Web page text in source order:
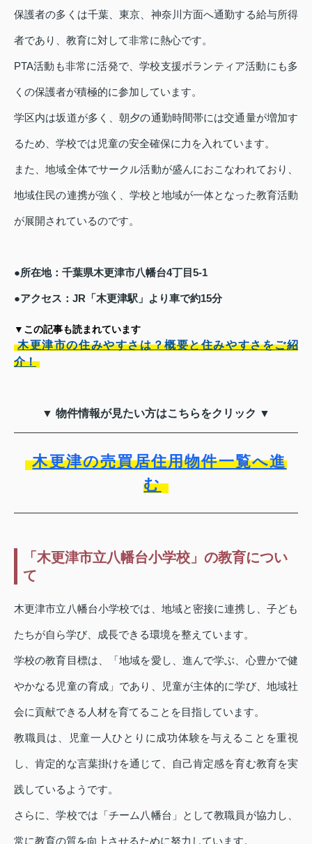
保護者の多くは千葉、東京、神奈川方面へ通勤する給与所得
者であり、教育に対して非常に熱心です。
PTA活動も非常に活発で、学校支援ボランティア活動にも多
くの保護者が積極的に参加しています。
学区内は坂道が多く、朝夕の通勤時間帯には交通量が増加す
るため、学校では児童の安全確保に力を入れています。
また、地域全体でサークル活動が盛んにおこなわれており、
地域住民の連携が強く、学校と地域が一体となった教育活動
が展開されているのです。
●所在地：千葉県木更津市八幡台4丁目5-1
●アクセス：JR「木更津駅」より車で約15分
▼この記事も読まれています
木更津市の住みやすさは？概要と住みやすさをご紹
介！
▼ 物件情報が見たい方はこちらをクリック ▼
木更津の売買居住用物件一覧へ進
む
「木更津市立八幡台小学校」の教育につい
て
木更津市立八幡台小学校では、地域と密接に連携し、子ども
たちが自ら学び、成長できる環境を整えています。
学校の教育目標は、「地域を愛し、進んで学ぶ、心豊かで健
やかなる児童の育成」であり、児童が主体的に学び、地域社
会に貢献できる人材を育てることを目指しています。
教職員は、児童一人ひとりに成功体験を与えることを重視
し、肯定的な言葉掛けを通じて、自己肯定感を育む教育を実
践しているようです。
さらに、学校では「チーム八幡台」として教職員が協力し、
常に教育の質を向上させるために努力しています。